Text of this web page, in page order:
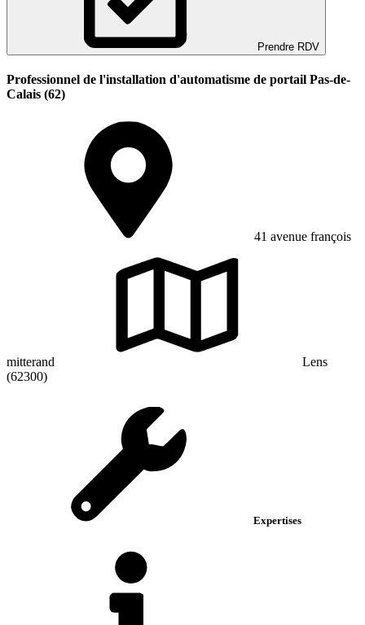
Prendre RDV
Professionnel de l'installation d'automatisme de portail Pas-de-
Calais (62)
41 avenue françois
mitterand
Lens
(62300)
Expertises